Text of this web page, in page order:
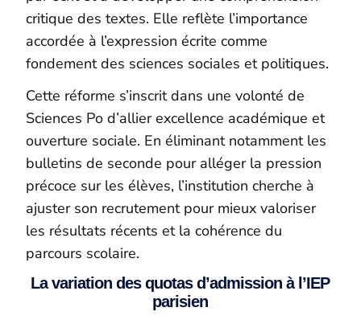
critique des textes. Elle reflète l’importance
accordée à l’expression écrite comme
fondement des sciences sociales et politiques.
Cette réforme s’inscrit dans une volonté de
Sciences Po d’allier excellence académique et
ouverture sociale. En éliminant notamment les
bulletins de seconde pour alléger la pression
précoce sur les élèves, l’institution cherche à
ajuster son recrutement pour mieux valoriser
les résultats récents et la cohérence du
parcours scolaire.
La variation des quotas d’admission à l’IEP
parisien